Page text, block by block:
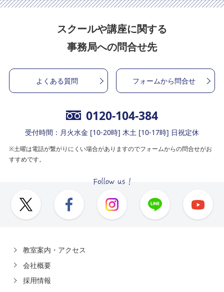
スクールや講座に関する
事務局への問合せ先
よくある質問 フォームから問合せ
0120-104-384
受付時間：月火水金 [10-20時] 木土 [10-17時] 日祝定休
※土曜は電話が繋がりにくい場合がありますのでフォームからの問合せがお
すすめです。
教室案内・アクセス
会社概要
採用情報